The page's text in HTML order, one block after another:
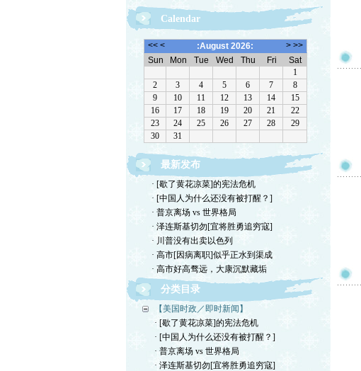
Calendar
最新发布
· [歇了黄花凉菜]的宪法危机
· [中国人为什么还没有被打醒？]
· 普京离场 vs 世界格局
· 泽连斯基切勿[宜将胜勇追穷寇]
· 川普没有出卖以色列
· 高市[因病离职]似乎正水到渠成
· 高市好高骛远，大康沉默藏垢
分类目录
【美国时政／即时新闻】
· [歇了黄花凉菜]的宪法危机
· [中国人为什么还没有被打醒？]
· 普京离场 vs 世界格局
· 泽连斯基切勿[宜将胜勇追穷寇]